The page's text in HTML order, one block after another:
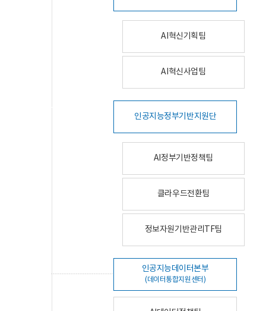
AI혁신기획팀
AI혁신사업팀
인공지능정부기반지원단
AI정부기반정책팀
클라우드전환팀
정보자원기반관리TF팀
인공지능데이터본부
(데이터통합지원센터)